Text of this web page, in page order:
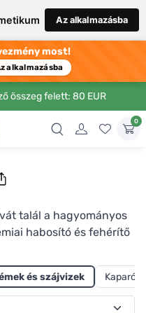
Az alkalmazásba
most!
alkalmazásba
összeg felett: 80 EUR
0
talál a hagyományos
habosító és fehérítő
elkerülni a felesleges
természetes
a Kvitok visszaváltható
fogakra való tégelyes
és szájvizek Kaparók